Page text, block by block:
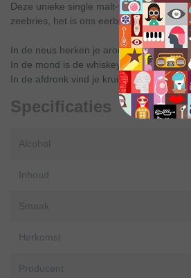
Deze unieke single malt-whisky is
zeebries, het is ons eerbetoon aan de
In de neus herken je aroma's van
In de mond is de whiskey turfachtig en
In de afdronk vind je kruidige aroma's
Specificaties
Alcohol
Inhoud
Smaak
Herkomst
Producent